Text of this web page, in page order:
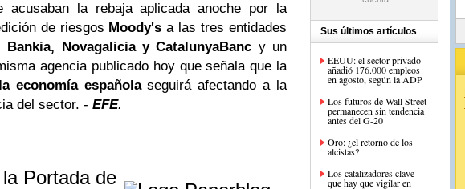
acusaban la rebaja aplicada anoche por la
de riesgos Moody's a las tres entidades
Bankia, Novagalicia y CatalunyaBanc y un
agencia publicado hoy que señala que la
economía españolaseguirá afectando a la
del sector. - EFE.
Portada de
Sus últimos artículos
EEUU: el sector privado
añadió 176.000 empleos
en agosto, según la ADP
Los futuros de Wall Street
permanecen sin tendencia
antes del G-20
Oro: ¿el retorno de los
alcistas?
Los catalizadores clave
que hay que vigilar en